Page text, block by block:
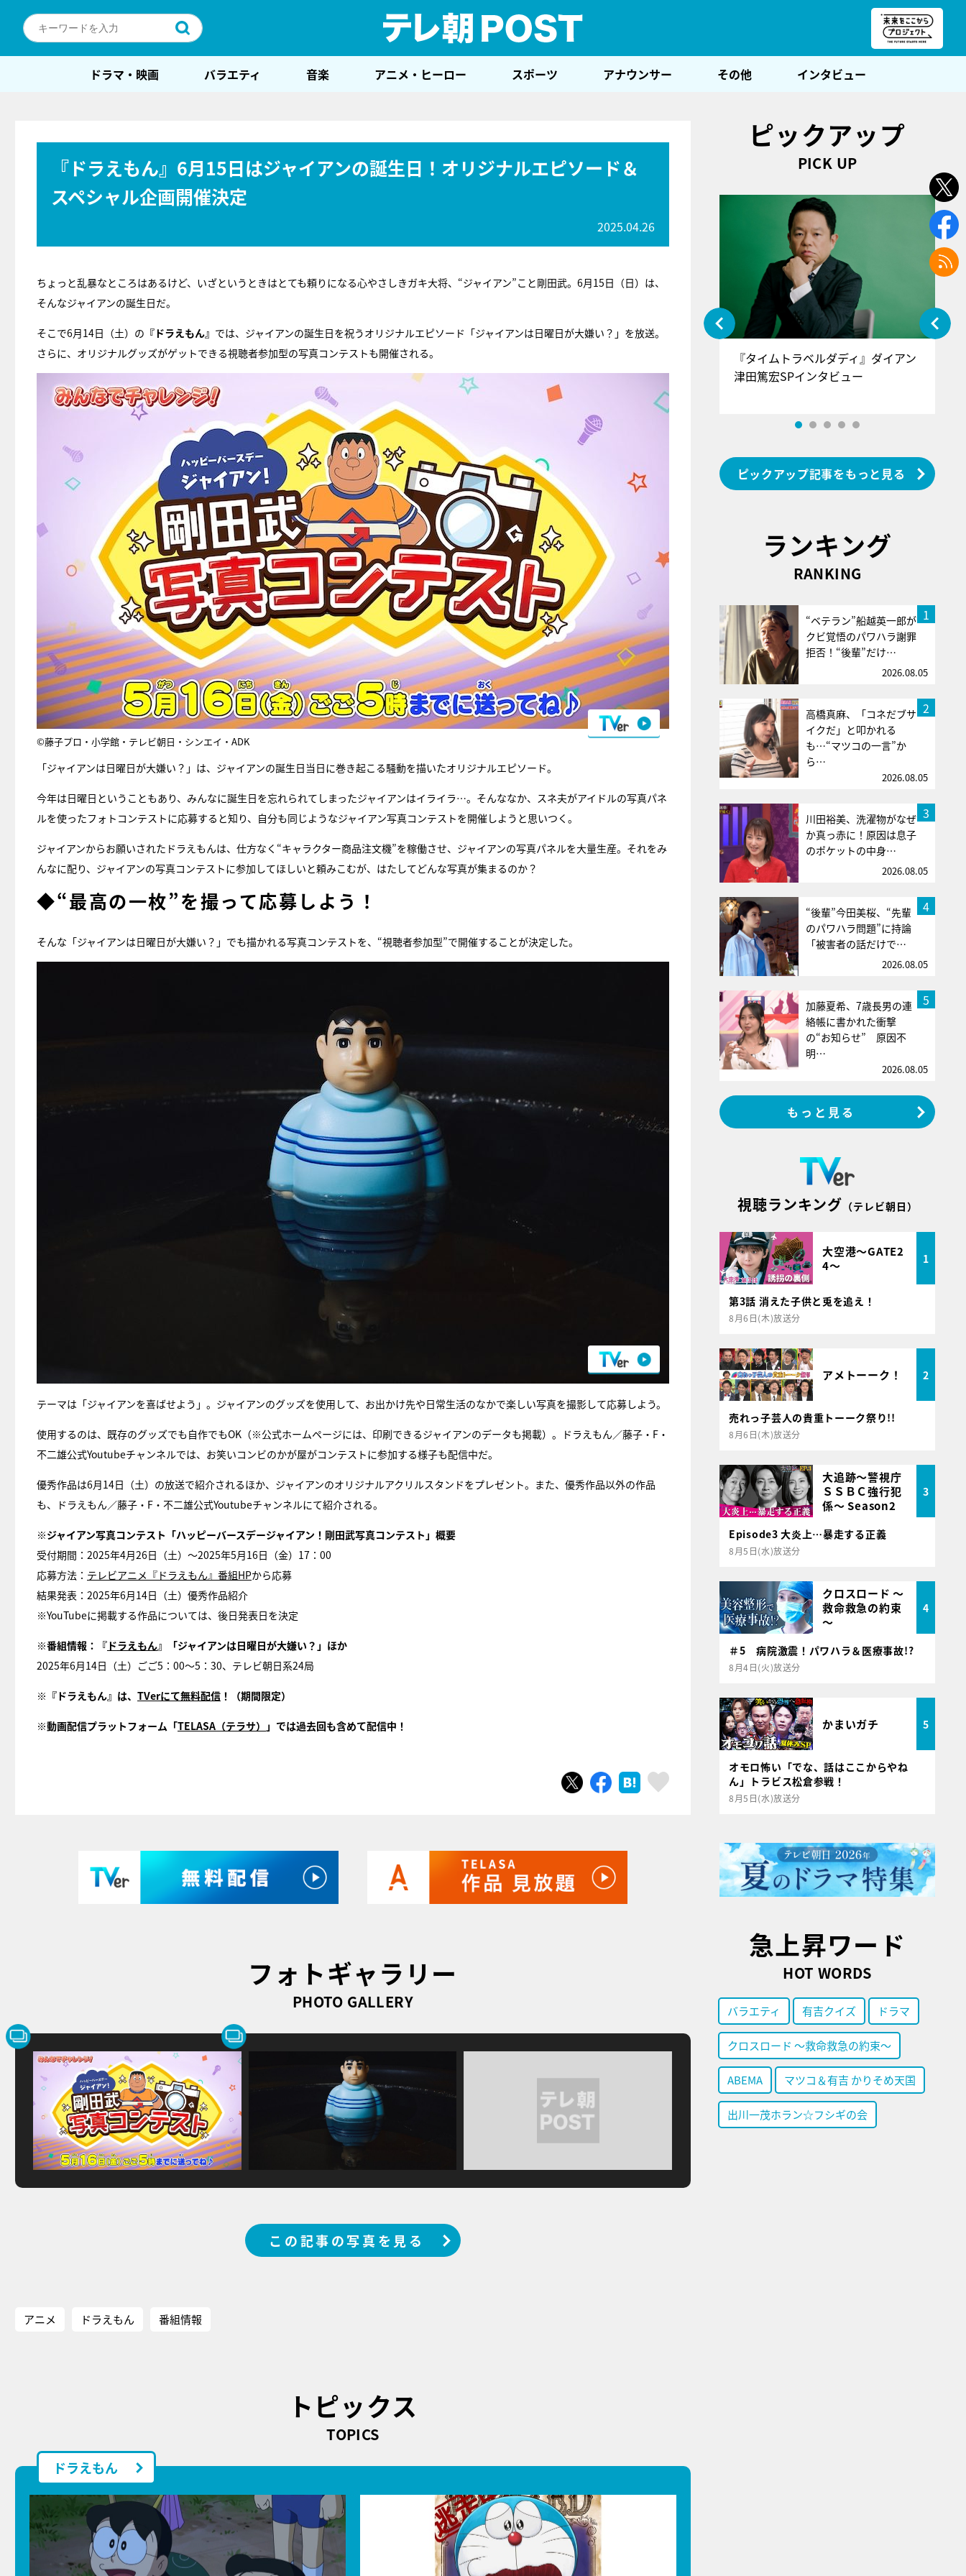
ドラマ・映画 バラエティ 音楽 アニメ・ヒーロー スポーツ アナウンサー その他 インタビュー
『ドラえもん』6月15日はジャイアンの誕生日！オリジナルエピソード＆
スペシャル企画開催決定
2025.04.26
ちょっと乱暴なところはあるけど、いざというときはとても頼りになる心やさしきガキ大将、“ジャイアン”こと剛田武。6月15日（日）は、
そんなジャイアンの誕生日だ。
そこで6月14日（土）の 『ドラえもん』 では、ジャイアンの誕生日を祝うオリジナルエピソード「ジャイアンは日曜日が大嫌い？」を放送。
さらに、オリジナルグッズがゲットできる視聴者参加型の写真コンテストも開催される。
©藤子プロ・小学館・テレビ朝日・シンエイ・ADK
「ジャイアンは日曜日が大嫌い？」は、ジャイアンの誕生日当日に巻き起こる騒動を描いたオリジナルエピソード。
今年は日曜日ということもあり、みんなに誕生日を忘れられてしまったジャイアンはイライラ…。そんななか、スネ夫がアイドルの写真パネ
ルを使ったフォトコンテストに応募すると知り、自分も同じようなジャイアン写真コンテストを開催しようと思いつく。
ジャイアンからお願いされたドラえもんは、仕方なく“キャラクター商品注文機”を稼働させ、ジャイアンの写真パネルを大量生産。それをみ
んなに配り、ジャイアンの写真コンテストに参加してほしいと頼みこむが、はたしてどんな写真が集まるのか？
◆“最高の一枚”を撮って応募しよう！
そんな「ジャイアンは日曜日が大嫌い？」でも描かれる写真コンテストを、“視聴者参加型”で開催することが決定した。
テーマは「ジャイアンを喜ばせよう」。ジャイアンのグッズを使用して、お出かけ先や日常生活のなかで楽しい写真を撮影して応募しよう。
使用するのは、既存のグッズでも自作でもOK（※公式ホームページには、印刷できるジャイアンのデータも掲載）。ドラえもん／藤子・F・
不二雄公式Youtubeチャンネルでは、お笑いコンビのかが屋がコンテストに参加する様子も配信中だ。
優秀作品は6月14日（土）の放送で紹介されるほか、ジャイアンのオリジナルアクリルスタンドをプレゼント。また、優秀作品以外の作品
も、ドラえもん／藤子・F・不二雄公式Youtubeチャンネルにて紹介される。
※ジャイアン写真コンテスト「ハッピーバースデージャイアン！剛田武写真コンテスト」概要
受付期間：2025年4月26日（土）～2025年5月16日（金）17：00
応募方法： テレビアニメ『ドラえもん』番組HPから応募
結果発表：2025年6月14日（土）優秀作品紹介
※YouTubeに掲載する作品については、後日発表日を決定
※番組情報：『ドラえもん』「ジャイアンは日曜日が大嫌い？」ほか
2025年6月14日（土）ごご5：00～5：30、テレビ朝日系24局
※『ドラえもん』は、 TVerにて無料配信 ！（期間限定）
※動画配信プラットフォーム「TELASA（テラサ） 」では過去回も含めて配信中！
ツイートシェア はてブ
フォトギャラリー
PHOTO GALLERY
この記事の写真を見る
アニメ ドラえもん 番組情報
トピックス
TOPICS
ドラえもん
ピックアップ
PICK UP
E齋藤樹愛羅＆佐々木舞香SPインタ
ビュー
『タイムトラベルダディ』ダイアン
津田篤宏SPインタビュー
ピックアップ記事をもっと見る
ランキング
RANKING
1
“ベテラン”船越英一郎が
クビ覚悟のパワハラ謝罪
拒否！“後輩”だけ…
2026.08.05
2
高橋真麻、「コネだブサ
イクだ」と叩かれる
も…“マツコの一言”か
ら…
2026.08.05
3
川田裕美、洗濯物がなぜ
か真っ赤に！原因は息子
のポケットの中身…
2026.08.05
4
“後輩”今田美桜、“先輩
のパワハラ問題”に持論
「被害者の話だけで…
2026.08.05
5
加藤夏希、7歳長男の連
絡帳に書かれた衝撃
の“お知らせ” 原因不
明…
2026.08.05
もっと見る
視聴ランキング （テレビ朝日）
大空港～GATE2
4～
1
第3話 消えた子供と兎を追え！
8月6日(木)放送分
アメトーーク！ 2
売れっ子芸人の貴重トーーク祭り!!
8月6日(木)放送分
大追跡～警視庁
ＳＳＢＣ強行犯
係～ Season2
3
Episode3 大炎上…暴走する正義
8月5日(水)放送分
クロスロード ～
救命救急の約束
～
4
＃5 病院激震！パワハラ＆医療事故!?
8月4日(火)放送分
かまいガチ 5
オモロ怖い「でな、話はここからやね
ん」トラビス松倉参戦！
8月5日(水)放送分
急上昇ワード
HOT WORDS
バラエティ 有吉クイズ ドラマ
クロスロード ～救命救急の約束～
ABEMA マツコ＆有吉 かりそめ天国
出川一茂ホラン☆フシギの会